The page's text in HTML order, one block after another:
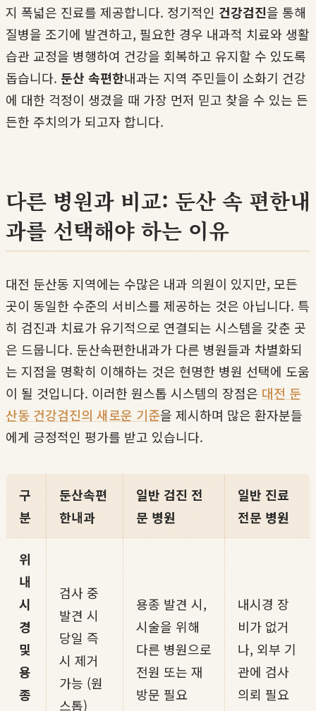
지 폭넓은 진료를 제공합니다. 정기적인 건강검진을 통해
질병을 조기에 발견하고, 필요한 경우 내과적 치료와 생활
습관 교정을 병행하여 건강을 회복하고 유지할 수 있도록
돕습니다. 둔산 속편한내과는 지역 주민들이 소화기 건강
에 대한 걱정이 생겼을 때 가장 먼저 믿고 찾을 수 있는 든
든한 주치의가 되고자 합니다.
다른 병원과 비교: 둔산 속 편한내
과를 선택해야 하는 이유
대전 둔산동 지역에는 수많은 내과 의원이 있지만, 모든
곳이 동일한 수준의 서비스를 제공하는 것은 아닙니다. 특
히 검진과 치료가 유기적으로 연결되는 시스템을 갖춘 곳
은 드뭅니다. 둔산속편한내과가 다른 병원들과 차별화되
는 지점을 명확히 이해하는 것은 현명한 병원 선택에 도움
이 될 것입니다. 이러한 원스톱 시스템의 장점은 대전 둔
산동 건강검진의 새로운 기준을 제시하며 많은 환자분들
에게 긍정적인 평가를 받고 있습니다.
구
분
둔산속편
한내과
일반 검진 전
문 병원
일반 진료
전문 병원
위
내
시
경
및
용
종
검사 중
발견 시
당일 즉
시 제거
가능 (원
스톱)
용종 발견 시,
시술을 위해
다른 병원으로
전원 또는 재
방문 필요
내시경 장
비가 없거
나, 외부 기
관에 검사
의뢰 필요